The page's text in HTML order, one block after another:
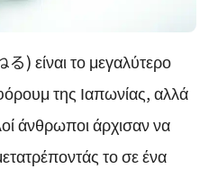
) είναι το μεγαλύτερο
της Ιαπωνίας, αλλά
άνθρωποι άρχισαν να
το σε ένα